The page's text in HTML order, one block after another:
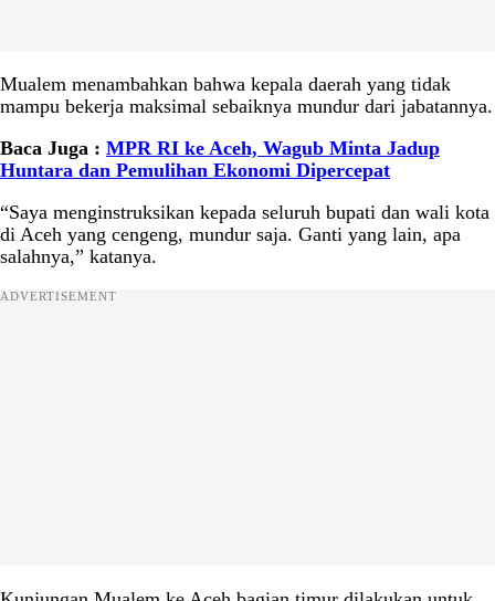
Mualem menambahkan bahwa kepala daerah yang tidak
mampu bekerja maksimal sebaiknya mundur dari jabatannya.
Baca Juga : MPR RI ke Aceh, Wagub Minta Jadup
Huntara dan Pemulihan Ekonomi Dipercepat
“Saya menginstruksikan kepada seluruh bupati dan wali kota
di Aceh yang cengeng, mundur saja. Ganti yang lain, apa
salahnya,” katanya.
ADVERTISEMENT